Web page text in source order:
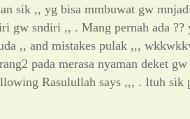
sik ,, yg bisa mmbuwat gw
gw sndiri ,, . Mang pernah ada ??
,, and mistakes pulak ,,,
pada merasa nyaman deket
Rasulullah says ,,, . Ituh sik